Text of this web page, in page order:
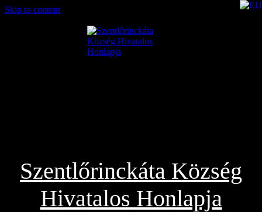
Skip to content
Szentlőrinckáta Község
Hivatalos Honlapja